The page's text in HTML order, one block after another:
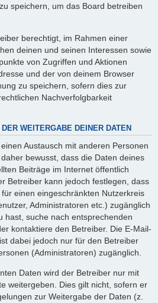
speichern, um das Board betreiben
berechtigt, im Rahmen einer
deinen und seinen Interessen sowie
von Zugriffen und Aktionen
und der von deinem Browser
zu speichern, sofern dies zur
Nachverfolgbarkeit
WEITERGABE DEINER DATEN
Austausch mit anderen Personen
bewusst, dass die Daten deines
Beiträge im Internet öffentlich
Betreiber kann jedoch festlegen, dass
einen eingeschränkten Nutzerkreis
Administratoren etc.) zugänglich
hast, suche nach entsprechenden
kontaktiere den Betreiber. Die E-Mail-
dabei jedoch nur für den Betreiber
(Administratoren) zugänglich.
Daten wird der Betreiber nur mit
weitergeben. Dies gilt nicht, sofern er
zur Weitergabe der Daten (z.